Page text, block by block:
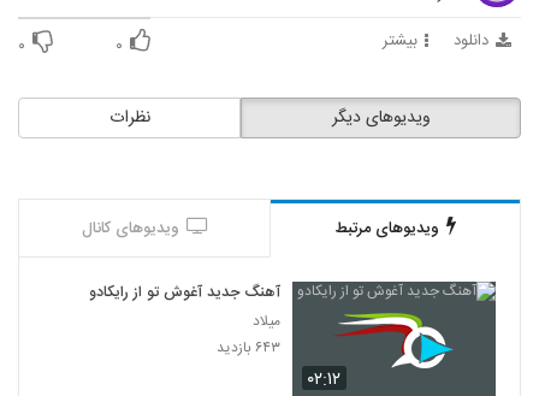
موزیک زیبای کافه از علی هایپر
5343
۲۷۰ بازدید
Kian Saeidi Chi Migi
۲۳۰ بازدید
دانلود بیشتر ۰ ۰
نظرات ویدیوهای دیگر
ویدیوهای مرتبط ویدیوهای کانال
۰۲:۱۲
آهنگ جدید آغوش تو از رایکادو
میلاد
۶۴۳ بازدید